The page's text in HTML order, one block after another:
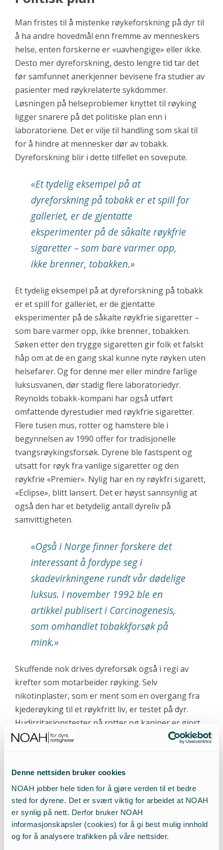
Denne nettsiden bruker cookies
NOAH jobber hele tiden for å gjøre verden til et bedre
sted for dyrene. Det er svært viktig for arbeidet at NOAH
er synlig på nett. Derfor bruker NOAH
informasjonskapsler (cookies) for å gi best mulig innhold
og for å analysere trafikken på våre nettsider.
Man fristes til å mistenke røykeforskning på dyr til
å ha andre hovedmål enn fremme av menneskers
helse, enten forskerne er «uavhengige» eller ikke.
Desto mer dyreforskning, desto lengre tid tar det
før samfunnet anerkjenner bevisene fra studier av
pasienter med røykrelaterte sykdommer.
Løsningen på helseproblemer knyttet til røyking
ligger snarere på det politiske plan enn i
laboratoriene. Det er vilje til handling som skal til
for å hindre at mennesker dør av tobakk.
Dyreforskning blir i dette tilfellet en sovepute.
«Et tydelig eksempel på at
dyreforskning på tobakk er et spill for
galleriet, er de gjentatte
eksperimenter på de såkalte røykfrie
sigaretter – som bare varmer opp,
ikke brenner, tobakken.»
Et tydelig eksempel på at dyreforskning på tobakk
er et spill for galleriet, er de gjentatte
eksperimenter på de såkalte røykfrie sigaretter –
som bare varmer opp, ikke brenner, tobakken.
Søken etter den trygge sigaretten gir folk et falskt
håp om at de en gang skal kunne nyte røyken uten
helsefarer. Og for denne mer eller mindre farlige
luksusvanen, dør stadig flere laboratoriedyr.
Reynolds tobakk-kompani har også utført
omfattende dyrestudier med røykfrie sigaretter.
Flere tusen mus, rotter og hamstere ble i
begynnelsen av 1990 offer for tradisjonelle
tvangsrøykingsforsøk. Dyrene ble fastspent og
utsatt for røyk fra vanlige sigaretter og den
røykfrie «Premier». Nylig har en ny røykfri sigarett,
«Eclipse», blitt lansert. Det er høyst sannsynlig at
også den har et betydelig antall dyreliv på
samvittigheten.
«Også i Norge finner forskere det
interessant å fordype seg i
skadevirkningene rundt vår dødelige
luksus. I november 1992 ble en
artikkel publisert i Carcinogenesis,
som omhandlet tobakkforsøk på
mink.»
Skuffende nok drives dyreforsøk også i regi av
krefter som motarbeider røyking. Selv
nikotinplaster, som er ment som en overgang fra
kjederøyking til et røykfritt liv, er testet på dyr.
Hudirritasjonstester på rotter og kaniner er gjort.
Både Nicotinell og Nicorett er blitt påført huden på
disse testene ikke mindre ubehagelige og
smertefulle enn giftighetstester flest. For eksempel
oppsummeres følgene av et amerikansk forsøk på
kaniner med Nicotinell slik: «akutt hudbetennelse,
skinnfortykkelse, ødem, blodødem og
sårdannelse». Samme forsøk konkluderer imidlertid